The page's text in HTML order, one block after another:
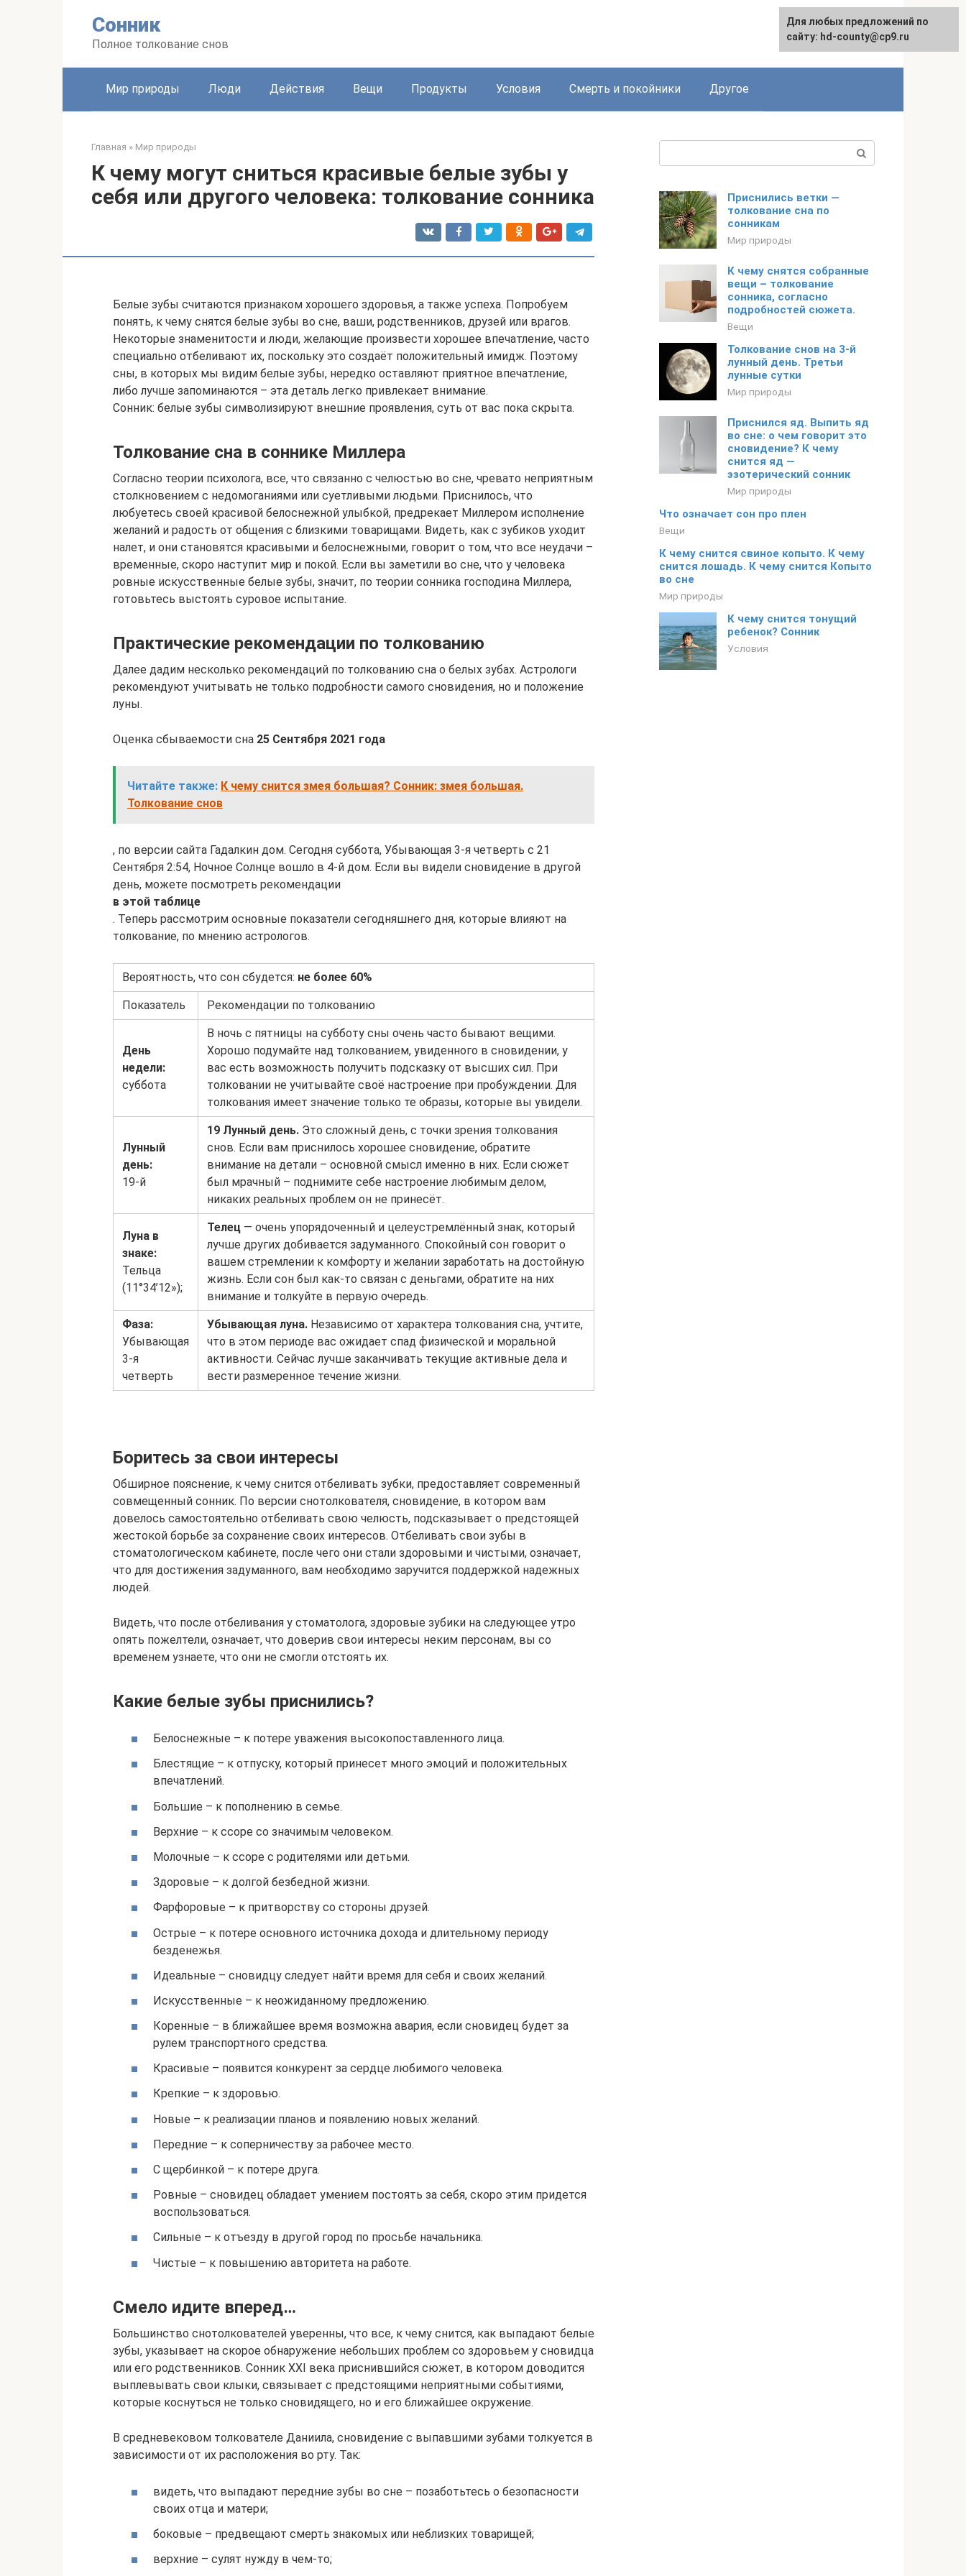
Сонник
Полное толкование снов
Мир природы Люди Действия Вещи Продукты Условия Смерть и покойники Другое
Главная » Мир природы
К чему могут сниться красивые белые зубы у
себя или другого человека: толкование сонника
Белые зубы считаются признаком хорошего здоровья, а также успеха. Попробуем
понять, к чему снятся белые зубы во сне, ваши, родственников, друзей или врагов.
Некоторые знаменитости и люди, желающие произвести хорошее впечатление, часто
специально отбеливают их, поскольку это создаёт положительный имидж. Поэтому
сны, в которых мы видим белые зубы, нередко оставляют приятное впечатление,
либо лучше запоминаются – эта деталь легко привлекает внимание.
Сонник: белые зубы символизируют внешние проявления, суть от вас пока скрыта.
Толкование сна в соннике Миллера
Согласно теории психолога, все, что связанно с челюстью во сне, чревато неприятным
столкновением с недомоганиями или суетливыми людьми. Приснилось, что
любуетесь своей красивой белоснежной улыбкой, предрекает Миллером исполнение
желаний и радость от общения с близкими товарищами. Видеть, как с зубиков уходит
налет, и они становятся красивыми и белоснежными, говорит о том, что все неудачи –
временные, скоро наступит мир и покой. Если вы заметили во сне, что у человека
ровные искусственные белые зубы, значит, по теории сонника господина Миллера,
готовьтесь выстоять суровое испытание.
Практические рекомендации по толкованию
Далее дадим несколько рекомендаций по толкованию сна о белых зубах. Астрологи
рекомендуют учитывать не только подробности самого сновидения, но и положение
луны.
Оценка сбываемости сна 25 Сентября 2021 года
Читайте также: К чему снится змея большая? Сонник: змея большая.
Толкование снов
, по версии сайта Гадалкин дом. Сегодня суббота, Убывающая 3-я четверть с 21
Сентября 2:54, Ночное Солнце вошло в 4-й дом. Если вы видели сновидение в другой
день, можете посмотреть рекомендации
в этой таблице
. Теперь рассмотрим основные показатели сегодняшнего дня, которые влияют на
толкование, по мнению астрологов.
Вероятность, что сон сбудется: не более 60%
Показатель Рекомендации по толкованию
День
недели:
суббота
В ночь с пятницы на субботу сны очень часто бывают вещими.
Хорошо подумайте над толкованием, увиденного в сновидении, у
вас есть возможность получить подсказку от высших сил. При
толковании не учитывайте своё настроение при пробуждении. Для
толкования имеет значение только те образы, которые вы увидели.
Лунный
день:
19-й
19 Лунный день. Это сложный день, с точки зрения толкования
снов. Если вам приснилось хорошее сновидение, обратите
внимание на детали – основной смысл именно в них. Если сюжет
был мрачный – поднимите себе настроение любимым делом,
никаких реальных проблем он не принесёт.
Луна в
знаке:
Тельца
(11°34’12»);
Телец — очень упорядоченный и целеустремлённый знак, который
лучше других добивается задуманного. Спокойный сон говорит о
вашем стремлении к комфорту и желании заработать на достойную
жизнь. Если сон был как-то связан с деньгами, обратите на них
внимание и толкуйте в первую очередь.
Фаза:
Убывающая
3-я
четверть
Убывающая луна. Независимо от характера толкования сна, учтите,
что в этом периоде вас ожидает спад физической и моральной
активности. Сейчас лучше заканчивать текущие активные дела и
вести размеренное течение жизни.
Боритесь за свои интересы
Обширное пояснение, к чему снится отбеливать зубки, предоставляет современный
совмещенный сонник. По версии снотолкователя, сновидение, в котором вам
довелось самостоятельно отбеливать свою челюсть, подсказывает о предстоящей
жестокой борьбе за сохранение своих интересов. Отбеливать свои зубы в
стоматологическом кабинете, после чего они стали здоровыми и чистыми, означает,
что для достижения задуманного, вам необходимо заручится поддержкой надежных
людей.
Видеть, что после отбеливания у стоматолога, здоровые зубики на следующее утро
опять пожелтели, означает, что доверив свои интересы неким персонам, вы со
временем узнаете, что они не смогли отстоять их.
Какие белые зубы приснились?
Белоснежные – к потере уважения высокопоставленного лица.
Блестящие – к отпуску, который принесет много эмоций и положительных
впечатлений.
Большие – к пополнению в семье.
Верхние – к ссоре со значимым человеком.
Молочные – к ссоре с родителями или детьми.
Здоровые – к долгой безбедной жизни.
Фарфоровые – к притворству со стороны друзей.
Острые – к потере основного источника дохода и длительному периоду
безденежья.
Идеальные – сновидцу следует найти время для себя и своих желаний.
Искусственные – к неожиданному предложению.
Коренные – в ближайшее время возможна авария, если сновидец будет за
рулем транспортного средства.
Красивые – появится конкурент за сердце любимого человека.
Крепкие – к здоровью.
Новые – к реализации планов и появлению новых желаний.
Передние – к соперничеству за рабочее место.
С щербинкой – к потере друга.
Ровные – сновидец обладает умением постоять за себя, скоро этим придется
воспользоваться.
Сильные – к отъезду в другой город по просьбе начальника.
Чистые – к повышению авторитета на работе.
Смело идите вперед…
Большинство снотолкователей уверенны, что все, к чему снится, как выпадают белые
зубы, указывает на скорое обнаружение небольших проблем со здоровьем у сновидца
или его родственников. Сонник XXI века приснившийся сюжет, в котором доводится
выплевывать свои клыки, связывает с предстоящими неприятными событиями,
которые коснуться не только сновидящего, но и его ближайшее окружение.
В средневековом толкователе Даниила, сновидение с выпавшими зубами толкуется в
зависимости от их расположения во рту. Так:
видеть, что выпадают передние зубы во сне – позаботьтесь о безопасности
своих отца и матери;
боковые – предвещают смерть знакомых или неблизких товарищей;
верхние – сулят нужду в чем-то;
Приснились ветки —
толкование сна по
сонникам
Мир природы
К чему снятся собранные
вещи – толкование
сонника, согласно
подробностей сюжета.
Вещи
Толкование снов на 3-й
лунный день. Третьи
лунные сутки
Мир природы
Приснился яд. Выпить яд
во сне: о чем говорит это
сновидение? К чему
снится яд —
эзотерический сонник
Мир природы
Что означает сон про плен
Вещи
К чему снится свиное копыто. К чему
снится лошадь. К чему снится Копыто
во сне
Мир природы
К чему снится тонущий
ребенок? Сонник
Условия
Для любых предложений по
сайту: hd-county@cp9.ru